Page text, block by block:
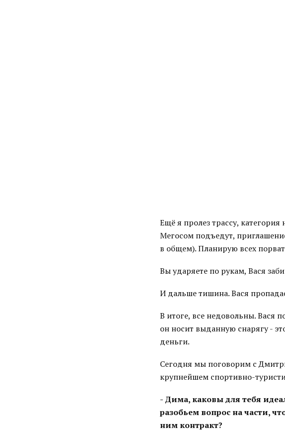
Ещё я пролез трассу,
Мегосом подъедут,
в общем). Планирую всех
Вы ударяете по рукам, Вася
И дальше тишина. Вася
В итоге, все недовольны. Вася
он носит выданную снарягу -
деньги.
Сегодня мы поговорим с
крупнейшем спортивно-
- Дима, каковы для тебя
разобьем вопрос на части,
ним контракт?